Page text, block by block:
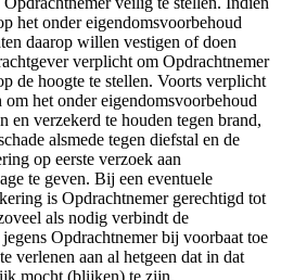
het onder eigendomsvoorbehoud
daarop willen vestigen of doen
verplicht om Opdrachtnemer
de hoogte te stellen. Voorts verplicht
het onder eigendomsvoorbehoud
en verzekerd te houden tegen brand,
alsmede tegen diefstal en de
op eerste verzoek aan
te geven. Bij een eventuele
is Opdrachtnemer gerechtigd tot
als nodig verbindt de
Opdrachtnemer bij voorbaat toe
verlenen aan al hetgeen dat in dat